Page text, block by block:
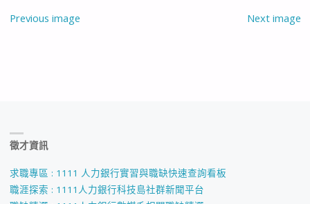
Previous image Next image
徵才資訊
求職專區 : 1111 人力銀行實習與職缺快速查詢看板
職涯探索 : 1111人力銀行科技島社群新聞平台